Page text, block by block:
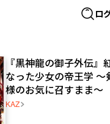
ロ
『黒神龍の御子外伝』
なった少女の帝王学 ～
様のお気に召すまま～
KAZ